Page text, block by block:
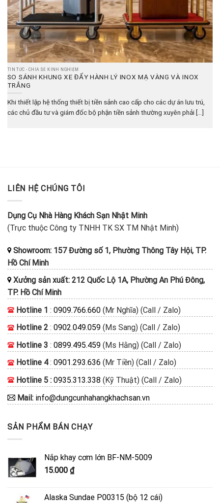
TIN TỨC - CHIA SẺ KINH NGHIỆM
SO SÁNH KHUNG XE ĐẨY HÀNH LÝ INOX MẠ VÀNG VÀ INOX
TRẮNG
Khi thiết lập hệ thống thiết bị tiền sảnh cao cấp cho các dự án lưu trú,
các chủ đầu tư và giám đốc bộ phận tiền sảnh thường xuyên phải [...]
LIÊN HỆ CHÚNG TÔI
Dụng Cụ Nhà Hàng Khách Sạn Nhật Minh
(Trực thuộc Công ty TNHH TK SX TM Nhật Minh)
Showroom: 157 Đường số 1, Phường Thông Tây Hội, TP.
Hồ Chí Minh
Xưởng sản xuất: 212 Quốc Lộ 1A, Phường An Phú Đông,
TP. Hồ Chí Minh
Hotline 1 : 0909.766.660 (Mr Nghĩa) (Call / Zalo)
Hotline 2 : 0902.049.059 (Ms Sang) (Call / Zalo)
Hotline 3 : 0899.495.459 (Ms Hằng) (Call / Zalo)
Hotline 4: 0901.293.636 (Mr Tiền) (Call / Zalo)
Hotline 5 : 0935.313.338 (Kỹ Thuật) (Call / Zalo)
Mail: info@dungcunhahangkhachsan.vn
SẢN PHẨM BÁN CHẠY
Nắp khay cơm lớn BF-NM-5009
15.000 ₫
Alaska Sundae P00315 (bộ 12 cái)